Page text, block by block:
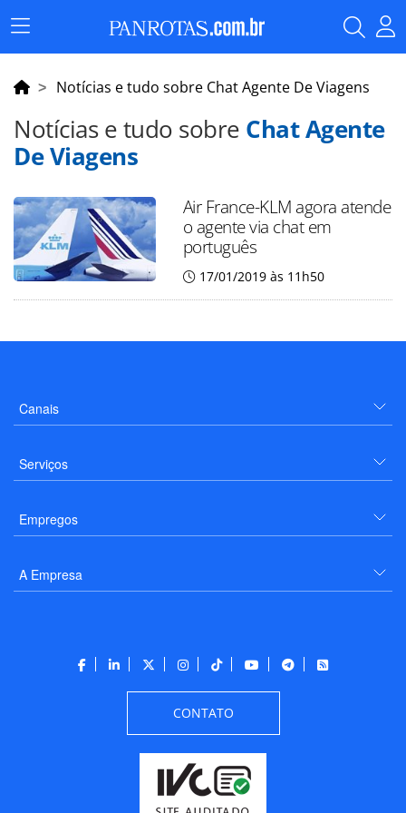
Menu
Principal
Notícias e tudo sobre Chat Agente De Viagens
Notícias e tudo sobre Chat Agente
De Viagens
Air France-KLM agora atende
o agente via chat em
português
17/01/2019 às 11h50
Canais
Serviços
Empregos
A Empresa
CONTATO